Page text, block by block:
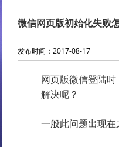
微信网页版初始化失败
发布时间：2017-08-17
网页版微信登陆
解决呢？
一般此问题出现在